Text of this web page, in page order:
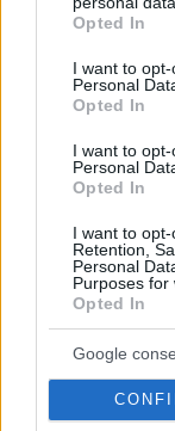
grant or deny
use your data for
consent section.
Opted In
I want to
Personal
Opted In
I want to
Personal
Opted In
I want to opt-
Retention,
Personal
Purposes for
Opted In
Google
Η Λίλα
της παιδί,
περί... λαού